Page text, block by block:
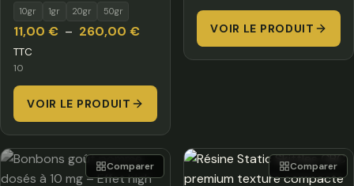
10gr 1gr 20gr 50gr
11,00 € – 260,00 €Plage
11,00 €
à
260,00 €
TTC
10
VOIR LE PRODUIT
VOIR LE PRODUIT
Comparer Comparer